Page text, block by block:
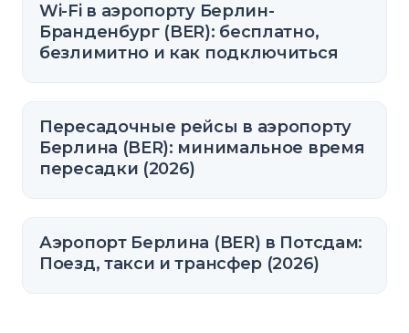
Wi-Fi в аэропорту Берлин-
Бранденбург (BER): бесплатно,
безлимитно и как подключиться
Пересадочные рейсы в аэропорту
Берлина (BER): минимальное время
пересадки (2026)
Аэропорт Берлина (BER) в Потсдам:
Поезд, такси и трансфер (2026)